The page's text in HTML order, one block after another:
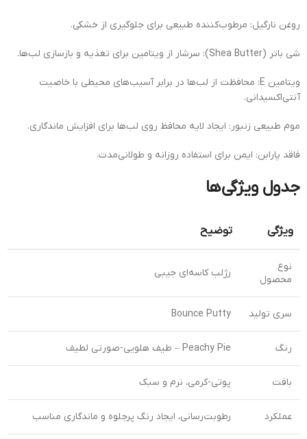
روغن نارگیل: مرطوب‌کننده طبیعی برای جلوگیری از خشکی.
شی باتر (Shea Butter): سرشار از ویتامین برای تغذیه و بازسازی لب‌ها.
ویتامین E: محافظت از لب‌ها در برابر آسیب‌های محیطی با خاصیت
آنتی‌اکسیدانی.
موم طبیعی زنبور: ایجاد لایه محافظ روی لب‌ها برای افزایش ماندگاری.
فاقد پارابن: ایمن برای استفاده روزانه و طولانی‌مدت.
جدول ویژگی‌ها
ویژگی توضیح
نوع
محصول
رژلب کاسه‌ای جیبی
سری تولید Bounce Putty
رنگ Peachy Pie – طیف هلویی-صورتی لطیف
بافت پوتی-کرمی، نرم و سبک
عملکرد رطوبت‌رسانی، ایجاد رنگ پرجلوه و ماندگاری مناسب